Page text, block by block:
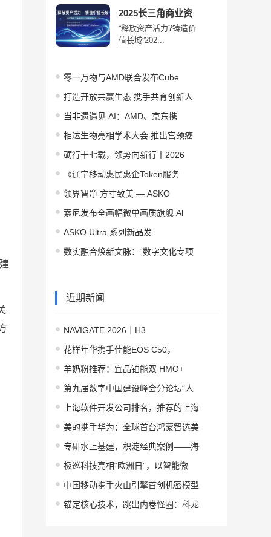
2025长三角商业资
“释放资产活力?铸造价
值长城”202...
零一万物与AMD联合发布Cube
打造开放共赢生态 携手共育创新人
当非遗遇见 AI：AMD、京东携
相达生物亮相学术大会 推出宫颈癌
砺行十七载，领势向新行丨2026
《辽宁移动惠民惠企Token服务
领界智净 方寸致美 — ASKO
索尼发布全画幅微单画质旗舰 Al
ASKO Ultra 系列新品发
数实融合焕新文脉：“数字文化专项
近期新闻
NAVIGATE 2026｜H3
花样年华携手佳能EOS C50，
羊奶粉推荐：宜品铂能双 HMO+
第九届数字中国建设峰会分论坛“人
上海软件开发公司排名，推荐的上海
美的携手华为：全球首台鸿蒙智选美
专研水上基建，积淀经典案例——海
极巡科技亮相“欧洲日”，以智能微
中国移动携手火山引擎首创机密模型
锚定核心技术，跳出内卷怪圈：科龙